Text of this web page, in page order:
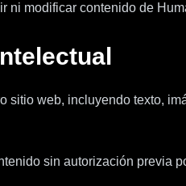
ni modificar contenido de
sitio web, incluyendo texto,
sin autorización previa